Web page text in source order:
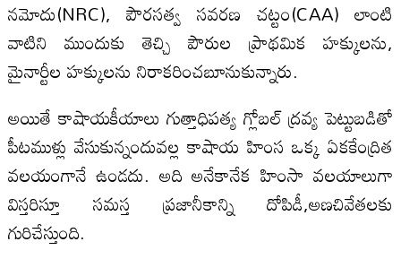
నమోదు(NRC), పౌరసత్వ సవరణ చట్టం(CAA) లాంటి
వాటిని ముందుకు తెచ్చి పౌరుల ప్రాథమిక హక్కులను,
మైనార్టీల హక్కులను నిరాకరించబూనుకున్నారు.
అయితే కాషాయకీయాలు గుత్తాధిపత్య గ్లోబల్ ద్రవ్య పెట్టుబడితో
పీటముళ్లు వేసుకున్నందువల్ల కాషాయ హింస ఒక్క ఏకకేంద్రిత
వలయంగానే ఉండదు. అది అనేకానేక హింసా వలయాలుగా
విస్తరిస్తూ సమస్త ప్రజానీకాన్ని దోపిడీ,అణచివేతలకు
గురిచేస్తుంది.